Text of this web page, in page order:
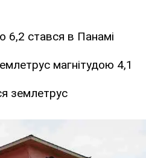
6,2 стався в Панамі
магнітудою 4,1
землетрус